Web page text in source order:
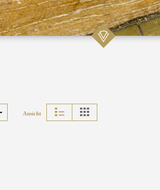
Ansicht